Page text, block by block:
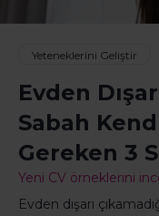
Yeteneklerini Geliştir
Evden
Sabah
Gereken 3
Yeni CV örneklerini
Evden dışarı